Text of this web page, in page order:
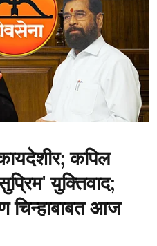
कपिल
युक्तिवाद;
चिन्हाबाबत आज